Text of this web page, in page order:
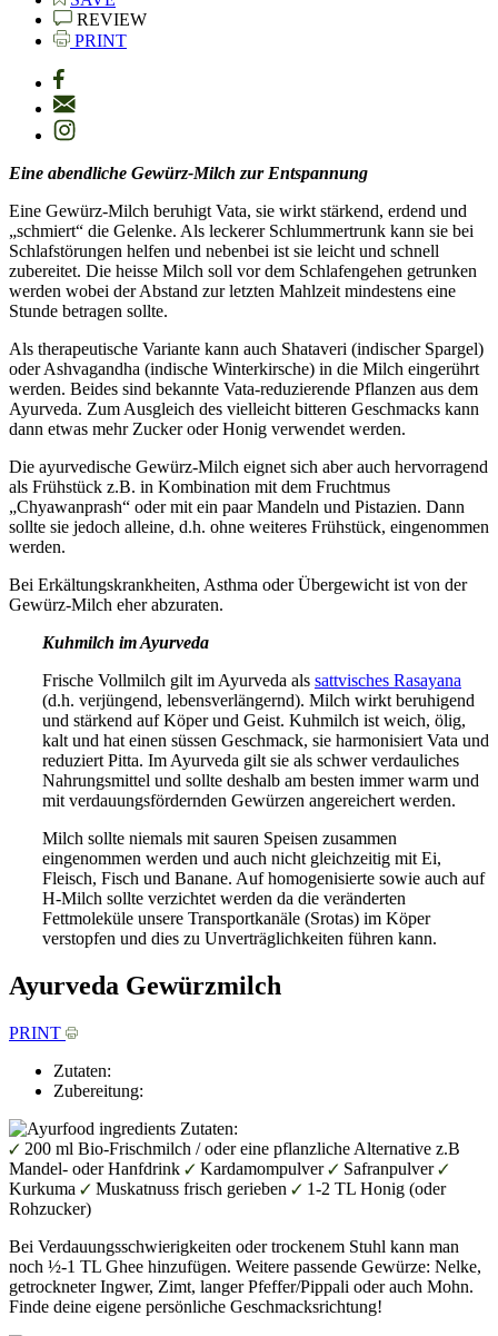
REVIEW
PRINT
Eine abendliche Gewürz-Milch zur Entspannung
Eine Gewürz-Milch beruhigt Vata, sie wirkt stärkend, erdend und
„schmiert“ die Gelenke. Als leckerer Schlummertrunk kann sie bei
Schlafstörungen helfen und nebenbei ist sie leicht und schnell
zubereitet. Die heisse Milch soll vor dem Schlafengehen getrunken
werden wobei der Abstand zur letzten Mahlzeit mindestens eine
Stunde betragen sollte.
Als therapeutische Variante kann auch Shataveri (indischer Spargel)
oder Ashvagandha (indische Winterkirsche) in die Milch eingerührt
werden. Beides sind bekannte Vata-reduzierende Pflanzen aus dem
Ayurveda. Zum Ausgleich des vielleicht bitteren Geschmacks kann
dann etwas mehr Zucker oder Honig verwendet werden.
Die ayurvedische Gewürz-Milch eignet sich aber auch hervorragend
als Frühstück z.B. in Kombination mit dem Fruchtmus
„Chyawanprash“ oder mit ein paar Mandeln und Pistazien. Dann
sollte sie jedoch alleine, d.h. ohne weiteres Frühstück, eingenommen
werden.
Bei Erkältungskrankheiten, Asthma oder Übergewicht ist von der
Gewürz-Milch eher abzuraten.
Kuhmilch im Ayurveda
Frische Vollmilch gilt im Ayurveda als sattvisches Rasayana
(d.h. verjüngend, lebensverlängernd). Milch wirkt beruhigend
und stärkend auf Köper und Geist. Kuhmilch ist weich, ölig,
kalt und hat einen süssen Geschmack, sie harmonisiert Vata und
reduziert Pitta. Im Ayurveda gilt sie als schwer verdauliches
Nahrungsmittel und sollte deshalb am besten immer warm und
mit verdauungsfördernden Gewürzen angereichert werden.
Milch sollte niemals mit sauren Speisen zusammen
eingenommen werden und auch nicht gleichzeitig mit Ei,
Fleisch, Fisch und Banane. Auf homogenisierte sowie auch auf
H-Milch sollte verzichtet werden da die veränderten
Fettmoleküle unsere Transportkanäle (Srotas) im Köper
verstopfen und dies zu Unverträglichkeiten führen kann.
Ayurveda Gewürzmilch
PRINT
Zutaten:
Zubereitung:
Zutaten:
200 ml Bio-Frischmilch / oder eine pflanzliche Alternative z.B
Mandel- oder Hanfdrink
Kardamompulver
Safranpulver
Kurkuma
Muskatnuss frisch gerieben
1-2 TL Honig (oder
Rohzucker)
Bei Verdauungsschwierigkeiten oder trockenem Stuhl kann man
noch ½-1 TL Ghee hinzufügen. Weitere passende Gewürze: Nelke,
getrockneter Ingwer, Zimt, langer Pfeffer/Pippali oder auch Mohn.
Finde deine eigene persönliche Geschmacksrichtung!